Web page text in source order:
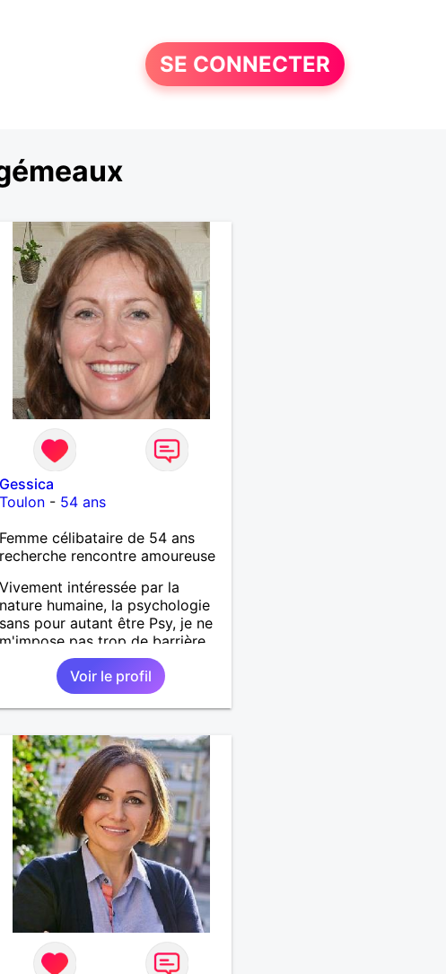
SE CONNECTER
Gessica
Toulon - 54 ans
Femme célibataire de 54 ans
recherche rencontre amoureuse
Vivement intéressée par la
nature humaine, la psychologie
sans pour autant être Psy, je ne
m'impose pas trop de barrière,
je préfère d'ailleurs les
surmonter.Voir le profil